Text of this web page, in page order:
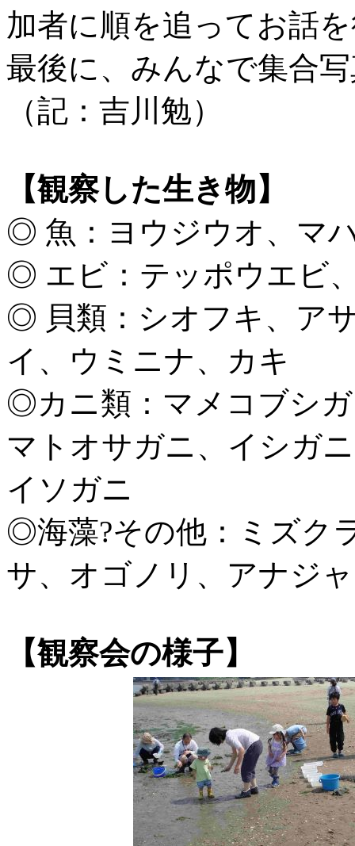
加者に順を追ってお話
最後に、みんなで集合
（記：吉川勉）
【観察した生き物】
◎ 魚：ヨウジウオ、マ
◎ エビ：テッポウエビ
◎ 貝類：シオフキ、ア
イ、ウミニナ、カキ
◎カニ類：マメコブシ
マトオサガニ、イシガ
イソガニ
◎海藻?その他：ミズク
サ、オゴノリ、アナジ
【観察会の様子】